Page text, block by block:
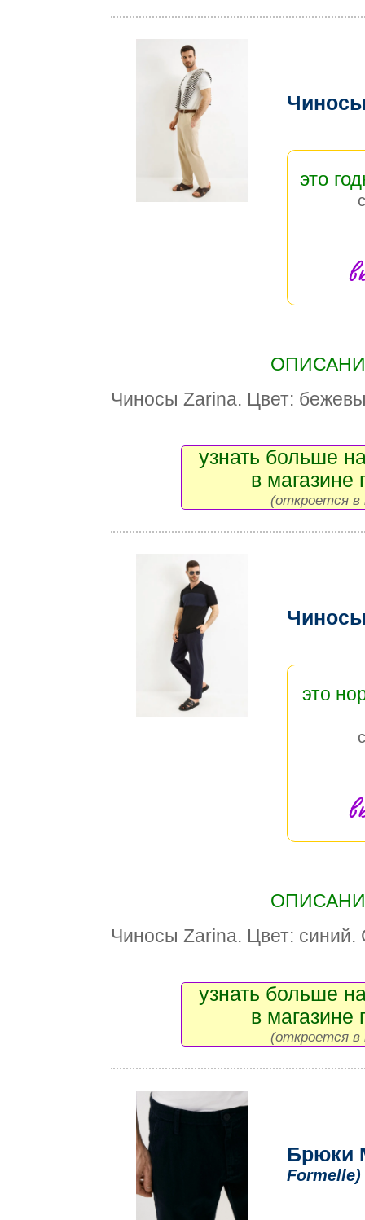
это
Чиносы Zarina. Цвет:
узнать больше
в магазине
(откроется в
это
Чиносы Zarina. Цвет: синий.
узнать больше
в магазине
(откроется в
Брюки
Formelle)